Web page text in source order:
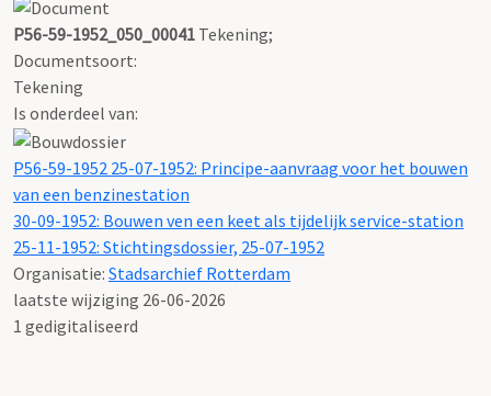
P56-59-1952_050_00041 Tekening;
Documentsoort:
Tekening
Is onderdeel van:
P56-59-1952 25-07-1952: Principe-aanvraag voor het bouwen
van een benzinestation
30-09-1952: Bouwen ven een keet als tijdelijk service-station
25-11-1952: Stichtingsdossier, 25-07-1952
Organisatie: Stadsarchief Rotterdam
laatste wijziging 26-06-2026
1 gedigitaliseerd